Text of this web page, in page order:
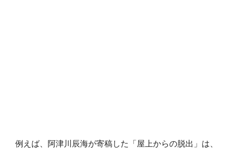
例えば、阿津川辰海が寄稿した「屋上からの脱出」は、